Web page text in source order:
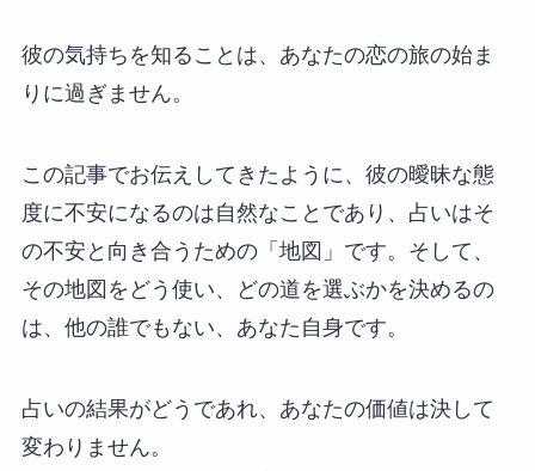
彼の気持ちを知ることは、あなたの恋の旅の始ま
りに過ぎません。
この記事でお伝えしてきたように、彼の曖昧な態
度に不安になるのは自然なことであり、占いはそ
の不安と向き合うための「地図」です。そして、
その地図をどう使い、どの道を選ぶかを決めるの
は、他の誰でもない、あなた自身です。
占いの結果がどうであれ、あなたの価値は決して
変わりません。